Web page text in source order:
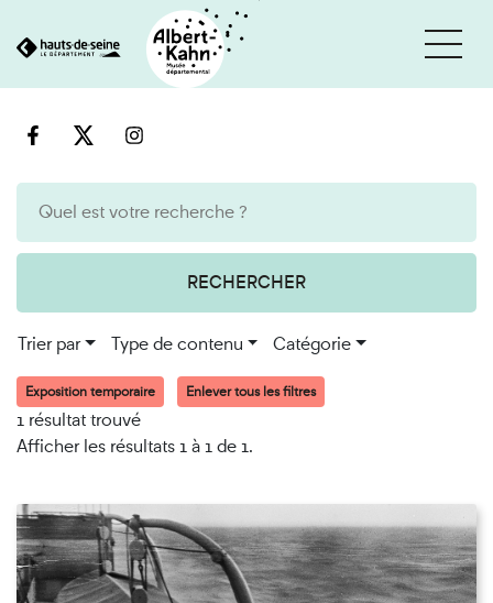
au
RECHERCHER
Trier par Type de contenu Catégorie
Exposition temporaire Enlever tous les filtres
1 résultat trouvé
Afficher les résultats 1 à 1 de 1.
Cookies et traceurs utilisés sur ce site